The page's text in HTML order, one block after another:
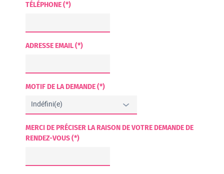
TÉLÉPHONE (*)
ADRESSE EMAIL (*)
MOTIF DE LA DEMANDE (*)
MERCI DE PRÉCISER LA RAISON DE VOTRE DEMANDE DE
RENDEZ-VOUS (*)